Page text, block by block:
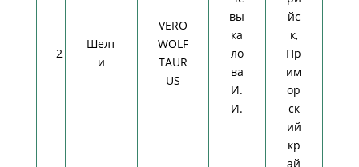
2
Шелт
и
VERO
WOLF
TAUR
US
вы
ка
ло
ва
И.
И.
йс
к,
Пр
им
ор
ск
ий
кр
ай